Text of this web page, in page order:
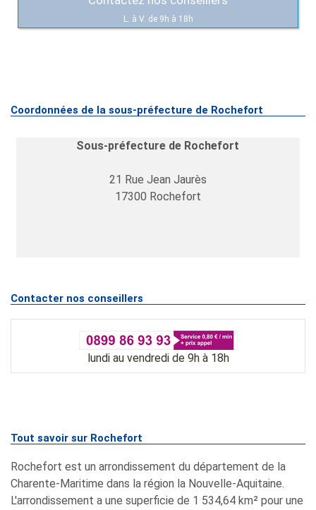
L. à V. de 9h à 18h
Coordonnées de la sous-préfecture de Rochefort
Sous-préfecture de Rochefort
21 Rue Jean Jaurès
17300 Rochefort
Contacter nos conseillers
lundi au vendredi de 9h à 18h
Tout savoir sur Rochefort
Rochefort est un arrondissement du département de la
Charente-Maritime dans la région la Nouvelle-Aquitaine.
L'arrondissement a une superficie de 1 534,64 km² pour une